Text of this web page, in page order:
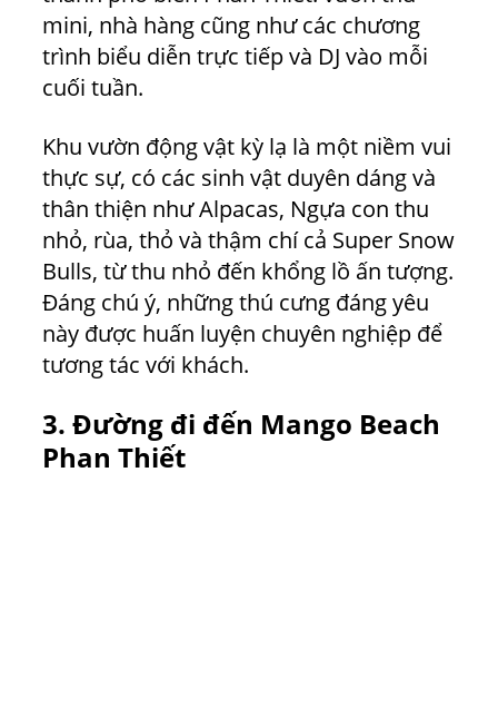
mini, nhà hàng cũng như các chương
trình biểu diễn trực tiếp và DJ vào mỗi
cuối tuần.
Khu vườn động vật kỳ lạ là một niềm vui
thực sự, có các sinh vật duyên dáng và
thân thiện như Alpacas, Ngựa con thu
nhỏ, rùa, thỏ và thậm chí cả Super Snow
Bulls, từ thu nhỏ đến khổng lồ ấn tượng.
Đáng chú ý, những thú cưng đáng yêu
này được huấn luyện chuyên nghiệp để
tương tác với khách.
3. Đường đi đến Mango Beach
Phan Thiết